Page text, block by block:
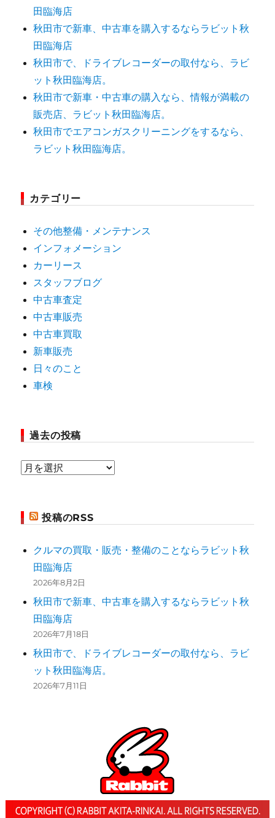
田臨海店
秋田市で新車、中古車を購入するならラビット秋
田臨海店
秋田市で、ドライブレコーダーの取付なら、ラビ
ット秋田臨海店。
秋田市で新車・中古車の購入なら、情報が満載の
販売店、ラビット秋田臨海店。
秋田市でエアコンガスクリーニングをするなら、
ラビット秋田臨海店。
カテゴリー
その他整備・メンテナンス
インフォメーション
カーリース
スタッフブログ
中古車査定
中古車販売
中古車買取
新車販売
日々のこと
車検
過去の投稿
過
投
投稿のRSS
クルマの買取・販売・整備のことならラビット秋
田臨海店
2026年8月2日
秋田市で新車、中古車を購入するならラビット秋
田臨海店
2026年7月18日
秋田市で、ドライブレコーダーの取付なら、ラビ
ット秋田臨海店。
2026年7月11日